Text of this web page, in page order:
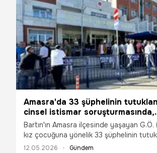
Amasra'da 33 şüphelinin
cinsel istismar soruşturmasında,
çocuğun annesi de tutuklandı
Bartın'ın Amasra ilçesinde yaşayan G.Ö.
kız çocuğuna yönelik 33 şüphelinin
'cinsel istismar' soruşturması kapsamında
12.05.2026 Gündem